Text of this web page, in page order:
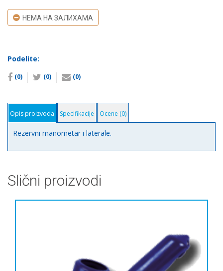
НЕМА НА ЗАЛИХАМА
Podelite:
(0) (0) (0)
Opis proizvoda Specifikacije Ocene (0)
Rezervni manometar i laterale.
Slični proizvodi